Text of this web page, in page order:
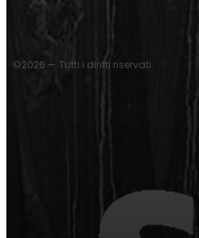
©2026 — Tutti i diritti riservati.